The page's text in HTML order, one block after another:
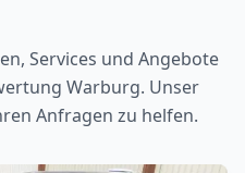
Services und Angebote
Warburg. Unser
Anfragen zu helfen.